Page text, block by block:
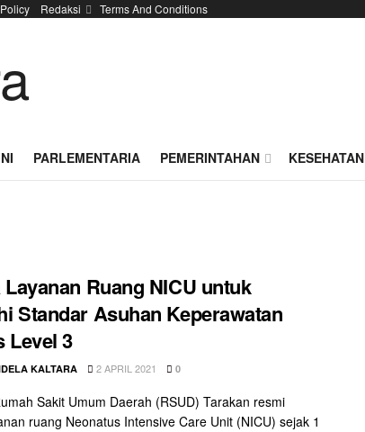
Redaksi Terms And Conditions
PARLEMENTARIA PEMERINTAHAN KESEHATAN
Ruang NICU untuk
Standar Asuhan Keperawatan
Level 3
KALTARA 2 APRIL 2021 0
Sakit Umum Daerah (RSUD) Tarakan resmi
ruang Neonatus Intensive Care Unit (NICU) sejak 1